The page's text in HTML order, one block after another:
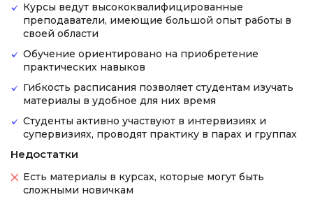
Курсы ведут высококвалифицированные
преподаватели, имеющие большой опыт работы в
своей области
Обучение ориентировано на приобретение
практических навыков
Гибкость расписания позволяет студентам изучать
материалы в удобное для них время
Студенты активно участвуют в интервизиях и
супервизиях, проводят практику в парах и группах
Недостатки
Есть материалы в курсах, которые могут быть
сложными новичкам